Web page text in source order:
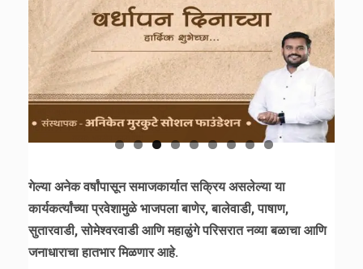
गेल्या अनेक वर्षांपासून समाजकार्यात सक्रिय असलेल्या या
कार्यकर्त्यांच्या प्रवेशामुळे भाजपला बाणेर, बालेवाडी, पाषाण,
सुतारवाडी, सोमेश्वरवाडी आणि महाळुंगे परिसरात नव्या बळाचा आणि
जनाधाराचा हातभार मिळणार आहे.